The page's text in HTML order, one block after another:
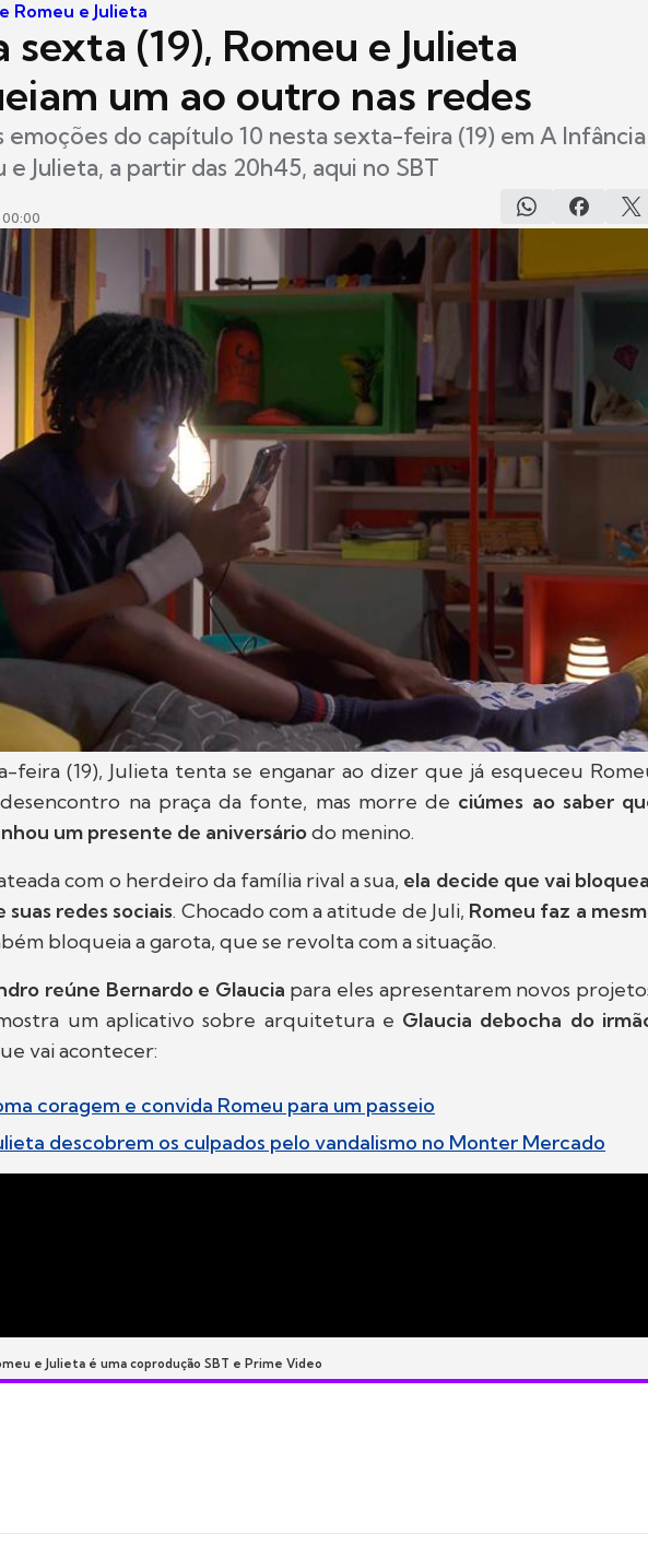
Romeu e Julieta
sexta (19), Romeu e Julieta
um ao outro nas redes
emoções do capítulo 10 nesta sexta-feira (19) em A Infância
e Julieta, a partir das 20h45, aqui no SBT
00:00
feira (19), Julieta tenta se enganar ao dizer que já esqueceu
na praça da fonte, mas morre de ciúmes ao saber
um presente de aniversáriodo menino.
com o herdeiro da família rival a sua, ela decide que vai
redes sociais. Chocado com a atitude de Juli, Romeu faz a
bloqueia a garota, que se revolta com a situação.
reúne Bernardo e Glaucia para eles apresentarem novos
um aplicativo sobre arquitetura e Glaucia debocha do
vai acontecer:
coragem e convida Romeu para um passeio
descobrem os culpados pelo vandalismo no Monter Mercado
e Julieta é uma coprodução SBT e Prime Video